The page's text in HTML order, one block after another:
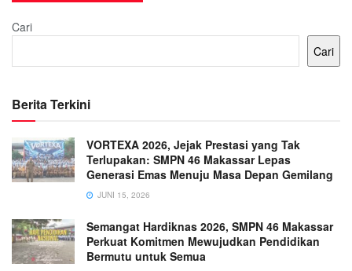
Cari
Cari
Berita Terkini
VORTEXA 2026, Jejak Prestasi yang Tak
Terlupakan: SMPN 46 Makassar Lepas
Generasi Emas Menuju Masa Depan Gemilang
JUNI 15, 2026
Semangat Hardiknas 2026, SMPN 46 Makassar
Perkuat Komitmen Mewujudkan Pendidikan
Bermutu untuk Semua